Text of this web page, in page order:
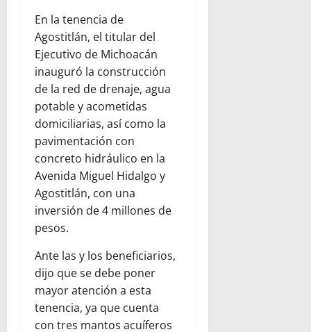
En la tenencia de
Agostitlán, el titular del
Ejecutivo de Michoacán
inauguró la construcción
de la red de drenaje, agua
potable y acometidas
domiciliarias, así como la
pavimentación con
concreto hidráulico en la
Avenida Miguel Hidalgo y
Agostitlán, con una
inversión de 4 millones de
pesos.
Ante las y los beneficiarios,
dijo que se debe poner
mayor atención a esta
tenencia, ya que cuenta
con tres mantos acuíferos